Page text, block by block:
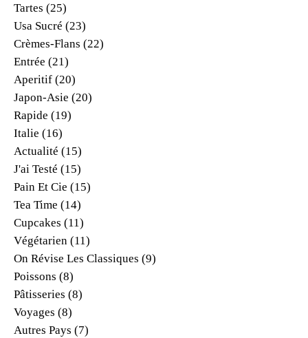
Tartes (25)
Usa Sucré (23)
Crèmes-Flans (22)
Entrée (21)
Aperitif (20)
Japon-Asie (20)
Rapide (19)
Italie (16)
Actualité (15)
J'ai Testé (15)
Pain Et Cie (15)
Tea Time (14)
Cupcakes (11)
Végétarien (11)
On Révise Les Classiques (9)
Poissons (8)
Pâtisseries (8)
Voyages (8)
Autres Pays (7)